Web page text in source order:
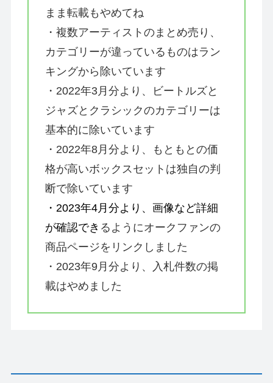
まま転載もやめてね
・複数アーティストのまとめ売り、
カテゴリーが違っているものはラン
キングから除いています
・2022年3月分より、ビートルズと
ジャズとクラシックのカテゴリーは
基本的に除いています
・2022年8月分より、もともとの価
格が高いボックスセットは独自の判
断で除いています
・2023年4月分より、画像など詳細
が確認でき るようにオークファンの
商品ページをリンクしました
・2023年9月分より、入札件数の掲
載はやめました